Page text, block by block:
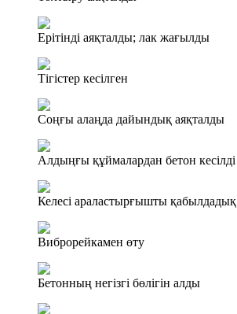
Ерітінді аяқталды; лак жағылды
Тігістер кесілген
Соңғы алаңда дайындық аяқталды
Алдыңғы құймалардан бетон кесілді
Келесі араластырғышты қабылдадық
Виброрейкамен өту
Бетонның негізгі бөлігін алды